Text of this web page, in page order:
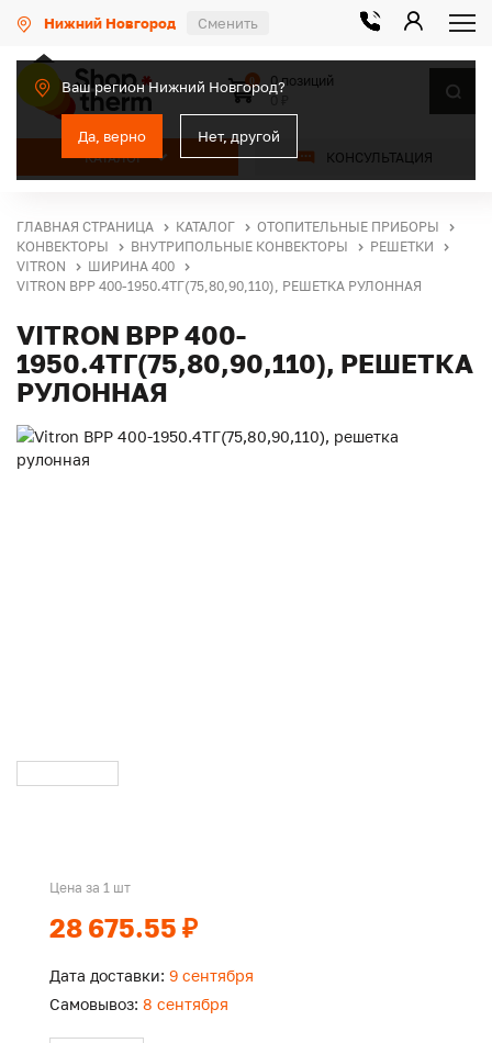
Нижний Новгород Сменить
Ваш регион Нижний Новгород?
Да, верно Нет, другой
КАТАЛОГ КОНСУЛЬТАЦИЯ
0
0 позиций
ГЛАВНАЯ СТРАНИЦА КАТАЛОГ
ОТОПИТЕЛЬНЫЕ ПРИБОРЫ
КОНВЕКТОРЫ
ВНУТРИПОЛЬНЫЕ КОНВЕКТОРЫ
РЕШЕТКИ
VITRON
ШИРИНА 400
VITRON ВРР 400-1950.4ТГ(75,80,90,110), РЕШЕТКА РУЛОННАЯ
VITRON ВРР 400-
1950.4ТГ(75,80,90,110), РЕШЕТКА
РУЛОННАЯ
Цена за 1 шт
28 675.55 ₽
Дата доставки: 9 сентября
Самовывоз: 8 сентября